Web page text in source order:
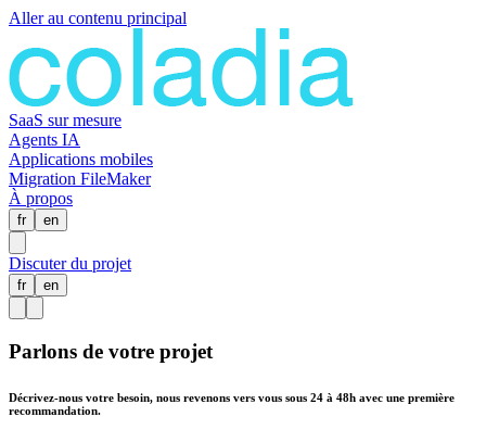
Aller au contenu principal
SaaS sur mesure
Agents IA
Applications mobiles
Migration FileMaker
À propos
fr en
Discuter du projet
fr en
Parlons de votre projet
Décrivez-nous votre besoin, nous revenons vers vous sous 24 à 48h avec une première
recommandation.